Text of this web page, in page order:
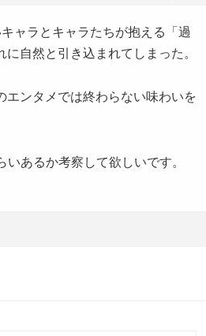
ャラとキャラたちが抱える「過
自然と引き込まれてしまった。
エンタメでは終わらない味わいを
あるか考察して欲しいです。